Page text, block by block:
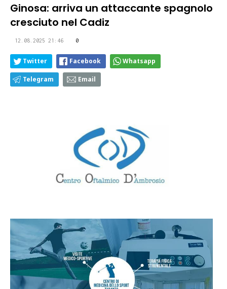
Ginosa: arriva un attaccante spagnolo
cresciuto nel Cadiz
12.08.2025 21:46 0
Twitter Facebook Whatsapp
Telegram Email